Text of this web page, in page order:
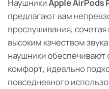
НаушникиApple AirPods
предлагают вам
прослушивания,
высоким качеством
наушники обеспечивают
комфорт, идеально
повседневного